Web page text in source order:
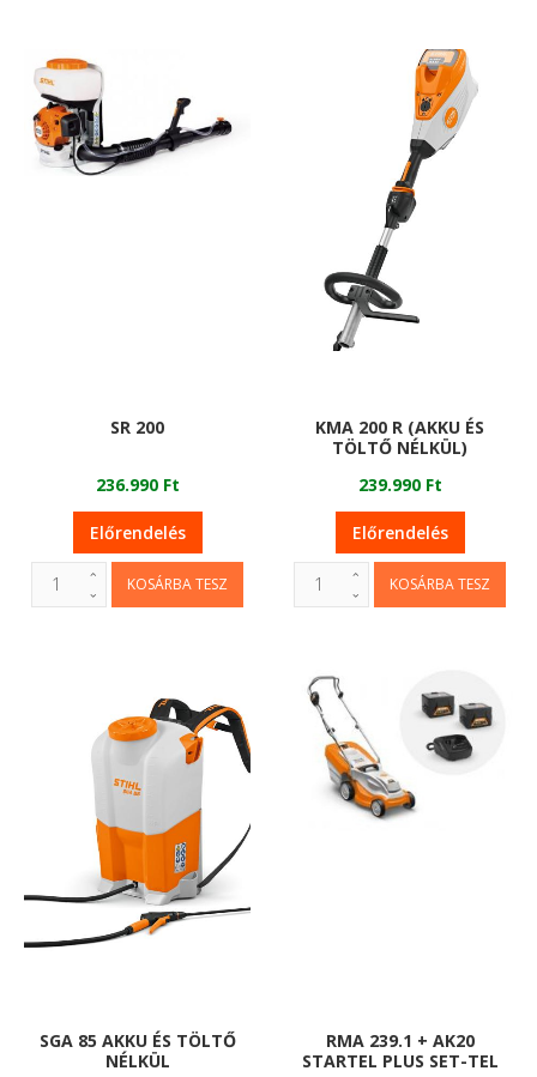
SR 200
236.990 Ft
Előrendelés
KMA 200 R (AKKU ÉS
TÖLTŐ NÉLKÜL)
239.990 Ft
Előrendelés
SGA 85 AKKU ÉS TÖLTŐ
NÉLKÜL
RMA 239.1 + AK20
STARTEL PLUS SET-TEL